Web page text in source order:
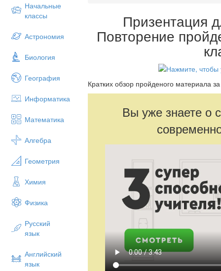
Начальные
классы
Астрономия
Биология
География
Информатика
Математика
Алгебра
Геометрия
Химия
Физика
Русский
язык
Английский
язык
Призентация
Повторение
Кратких обзор пройденого материала
Вы уже знаете о